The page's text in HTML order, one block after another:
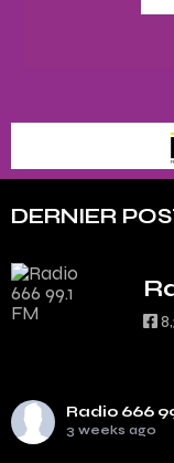
DERNIER
Radio 666
3 weeks ago